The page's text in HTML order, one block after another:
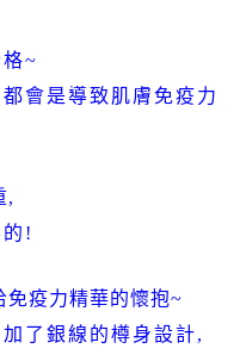
~
會是導致肌膚免疫力
,
!
免疫力精華的懷抱~
了銀線的樽身設計,